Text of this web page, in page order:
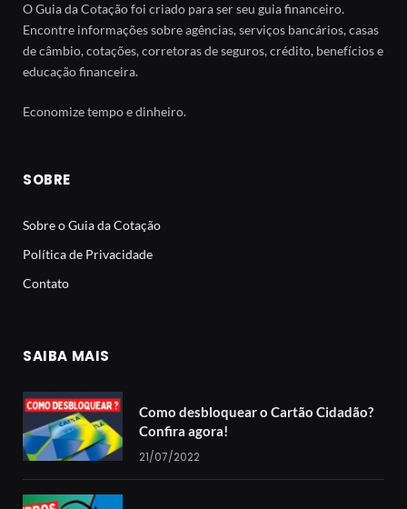
O Guia da Cotação foi criado para ser seu guia financeiro.
Encontre informações sobre agências, serviços bancários, casas
de câmbio, cotações, corretoras de seguros, crédito, benefícios e
educação financeira.
Economize tempo e dinheiro.
SOBRE
Sobre o Guia da Cotação
Política de Privacidade
Contato
SAIBA MAIS
Como desbloquear o Cartão Cidadão?
Confira agora!
21/07/2022